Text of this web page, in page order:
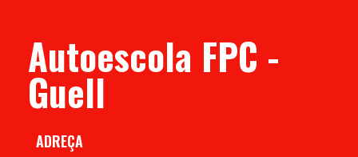
Autoescola FPC -
Guell
ADREÇA